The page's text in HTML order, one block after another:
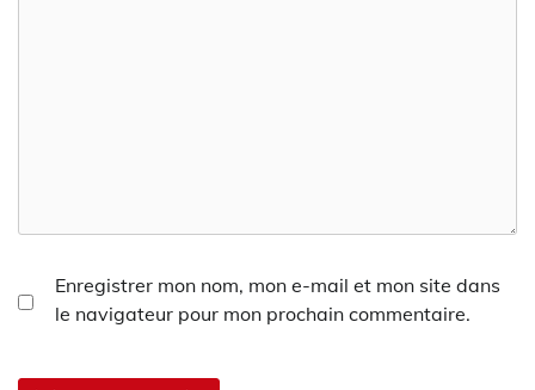
Enregistrer mon nom, mon e-mail et mon site dans
le navigateur pour mon prochain commentaire.